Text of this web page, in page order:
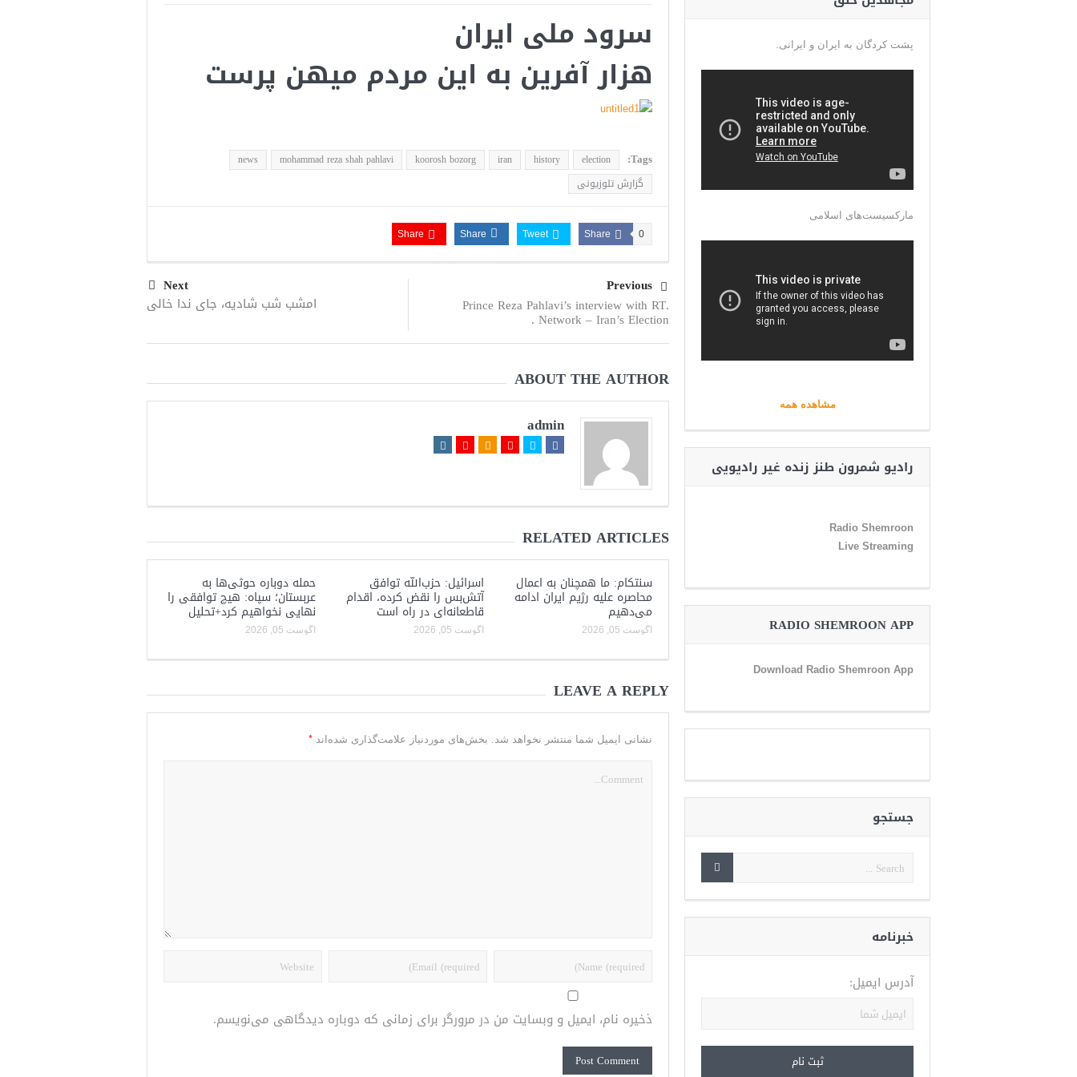
سرود ملی‌ ایران
هزار آفرین به این مردم میهن پرست
Tags:
election
history
iran
koorosh bozorg
mohammad reza shah pahlavi
news
گزارش تلوزیونی
Share 0
Tweet
Share
Share
Previous
.Prince Reza Pahlavi’s interview with RT
Network – Iran’s Election .
Next
امشب شب شادیه، جای ندا خالی
ABOUT THE AUTHOR
admin
RELATED ARTICLES
سنتکام: ما همچنان به اعمال
محاصره علیه رژیم ایران ادامه
می‌دهیم
آگوست 05, 2026
اسرائیل: حزب‌الله توافق
آتش‌بس را نقض کرده، اقدام
قاطعانه‌ای در راه است
آگوست 05, 2026
حمله دوباره حوثی‌ها به
عربستان؛ سپاه: هیچ توافقی را
نهایی نخواهیم کرد+تحلیل
آگوست 05, 2026
LEAVE A REPLY
نشانی ایمیل شما منتشر نخواهد شد. بخش‌های موردنیاز علامت‌گذاری شده‌اند *
ذخیره نام، ایمیل و وبسایت من در مرورگر برای زمانی که دوباره دیدگاهی می‌نویسم.
پشت کردگان به ایران و ایرانی.
مارکسیست‌های اسلامی
مشاهده همه
رادیو شمرون طنز زنده غیر رادیویی
Radio Shemroon
Live Streaming
RADIO SHEMROON APP
Download Radio Shemroon App
جستجو
خبرنامه
آدرس ایمیل: